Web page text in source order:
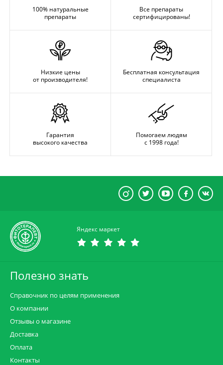
100% натуральные
препараты
Все препараты
сертифицированы!
Низкие цены
от производителя!
Бесплатная консультация
специалиста
Гарантия
высокого качества
Помогаем людям
с 1998 года!
Яндекс маркет
Полезно знать
Справочник по целям применения
О компании
Отзывы о магазине
Доставка
Оплата
Контакты